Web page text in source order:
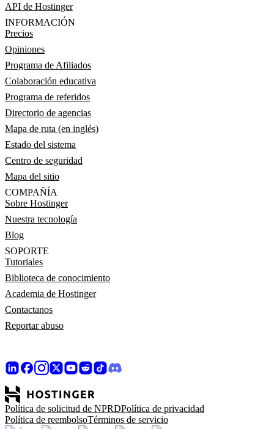
API de Hostinger
INFORMACIÓN
Precios
Opiniones
Programa de Afiliados
Colaboración educativa
Programa de referidos
Directorio de agencias
Mapa de ruta (en inglés)
Estado del sistema
Centro de seguridad
Mapa del sitio
COMPAÑÍA
Sobre Hostinger
Nuestra tecnología
Blog
SOPORTE
Tutoriales
Biblioteca de conocimiento
Academia de Hostinger
Contactanos
Reportar abuso
Política de solicitud de NPRDPolítica de privacidad
Política de reembolsoTérminos de servicio